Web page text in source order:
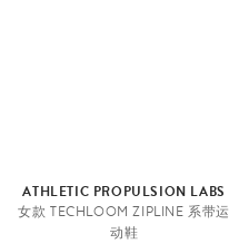
ATHLETIC PROPULSION LABS
女款 TECHLOOM ZIPLINE 系带运
动鞋